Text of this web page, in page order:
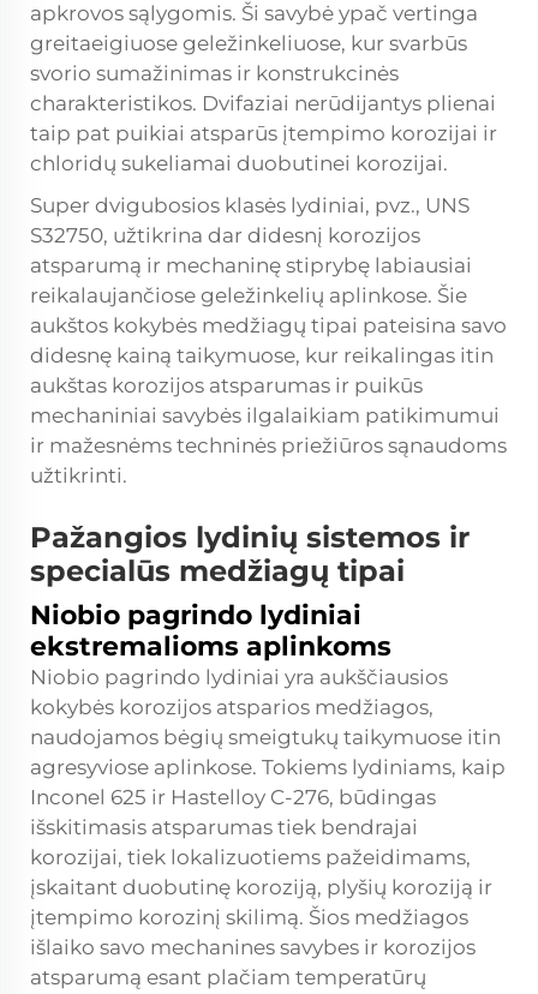
apkrovos sąlygomis. Ši savybė ypač vertinga
greitaeigiuose geležinkeliuose, kur svarbūs
svorio sumažinimas ir konstrukcinės
charakteristikos. Dvifaziai nerūdijantys plienai
taip pat puikiai atsparūs įtempimo korozijai ir
chloridų sukeliamai duobutinei korozijai.
Super dvigubosios klasės lydiniai, pvz., UNS
S32750, užtikrina dar didesnį korozijos
atsparumą ir mechaninę stiprybę labiausiai
reikalaujančiose geležinkelių aplinkose. Šie
aukštos kokybės medžiagų tipai pateisina savo
didesnę kainą taikymuose, kur reikalingas itin
aukštas korozijos atsparumas ir puikūs
mechaniniai savybės ilgalaikiam patikimumui
ir mažesnėms techninės priežiūros sąnaudoms
užtikrinti.
Pažangios lydinių sistemos ir
specialūs medžiagų tipai
Niobio pagrindo lydiniai
ekstremalioms aplinkoms
Niobio pagrindo lydiniai yra aukščiausios
kokybės korozijos atsparios medžiagos,
naudojamos bėgių smeigtukų taikymuose itin
agresyviose aplinkose. Tokiems lydiniams, kaip
Inconel 625 ir Hastelloy C-276, būdingas
išskitimasis atsparumas tiek bendrajai
korozijai, tiek lokalizuotiems pažeidimams,
įskaitant duobutinę koroziją, plyšių koroziją ir
įtempimo korozinį skilimą. Šios medžiagos
išlaiko savo mechanines savybes ir korozijos
atsparumą esant plačiam temperatūrų